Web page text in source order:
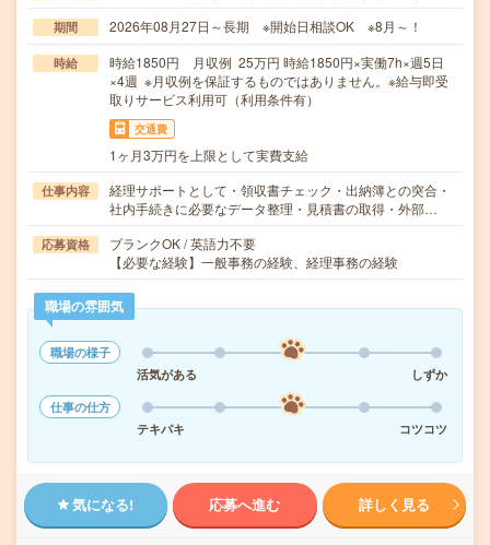
期間 2026年08月27日～長期 ※開始日相談OK ※8月～！
時給
時給1850円 月収例 25万円 時給1850円×実働7h×週5日
×4週 ※月収例を保証するものではありません。※給与即受
取りサービス利用可（利用条件有）
交通費
1ヶ月3万円を上限として実費支給
仕事内容
経理サポートとして・領収書チェック・出納簿との突合・
社内手続きに必要なデータ整理・見積書の取得・外部…
応募資格
ブランクOK / 英語力不要
【必要な経験】一般事務の経験、経理事務の経験
職場の雰囲気
職場の様子
活気がある
しずか
仕事の仕方
テキパキ
コツコツ
気になる! 応募へ進む 詳しく見る